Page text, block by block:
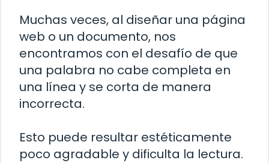
Muchas veces, al diseñar una página
web o un documento, nos
encontramos con el desafío de que
una palabra no cabe completa en
una línea y se corta de manera
incorrecta.
Esto puede resultar estéticamente
poco agradable y dificulta la lectura.